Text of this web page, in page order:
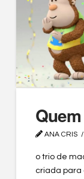
ANA CRIS
o trio de
criada para